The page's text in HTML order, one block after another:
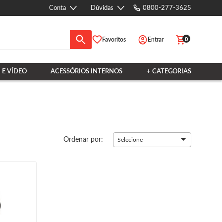
Conta Dúvidas 0800-277-3625
Favoritos Entrar 0
E VÍDEO ACESSÓRIOS INTERNOS + CATEGORIAS
Ordenar por: Selecione